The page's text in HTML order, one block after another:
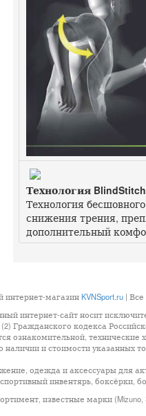
Технология BlindStitch
Технология
снижения трения,
дополнительный
интернет-магазин KVNSport.ru |
интернет-сайт носит
Гражданского кодекса
ознакомительной, технические
и стоимости указанных
одежда и аксессуары для
инвентярь, боксёрки,
известные марки (Mizuno,